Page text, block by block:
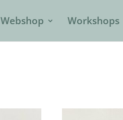
Webshop Workshops